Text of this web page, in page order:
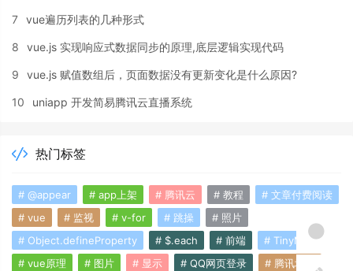
7 vue遍历列表的几种形式
8 vue.js 实现响应式数据同步的原理,底层逻辑实现代码
9 vue.js 赋值数组后，页面数据没有更新变化是什么原因?
10 uniapp 开发简易腾讯云直播系统
热门标签
# @appear # app上架 # 腾讯云 # 教程
# 文章付费阅读
# vue
# 监视 # v-for # 跳操
# 照片
# Object.defineProperty
# $.each # 前端
# TinyMCE
# vue原理
# 图片 # 显示 # QQ网页登录 # 腾讯地图